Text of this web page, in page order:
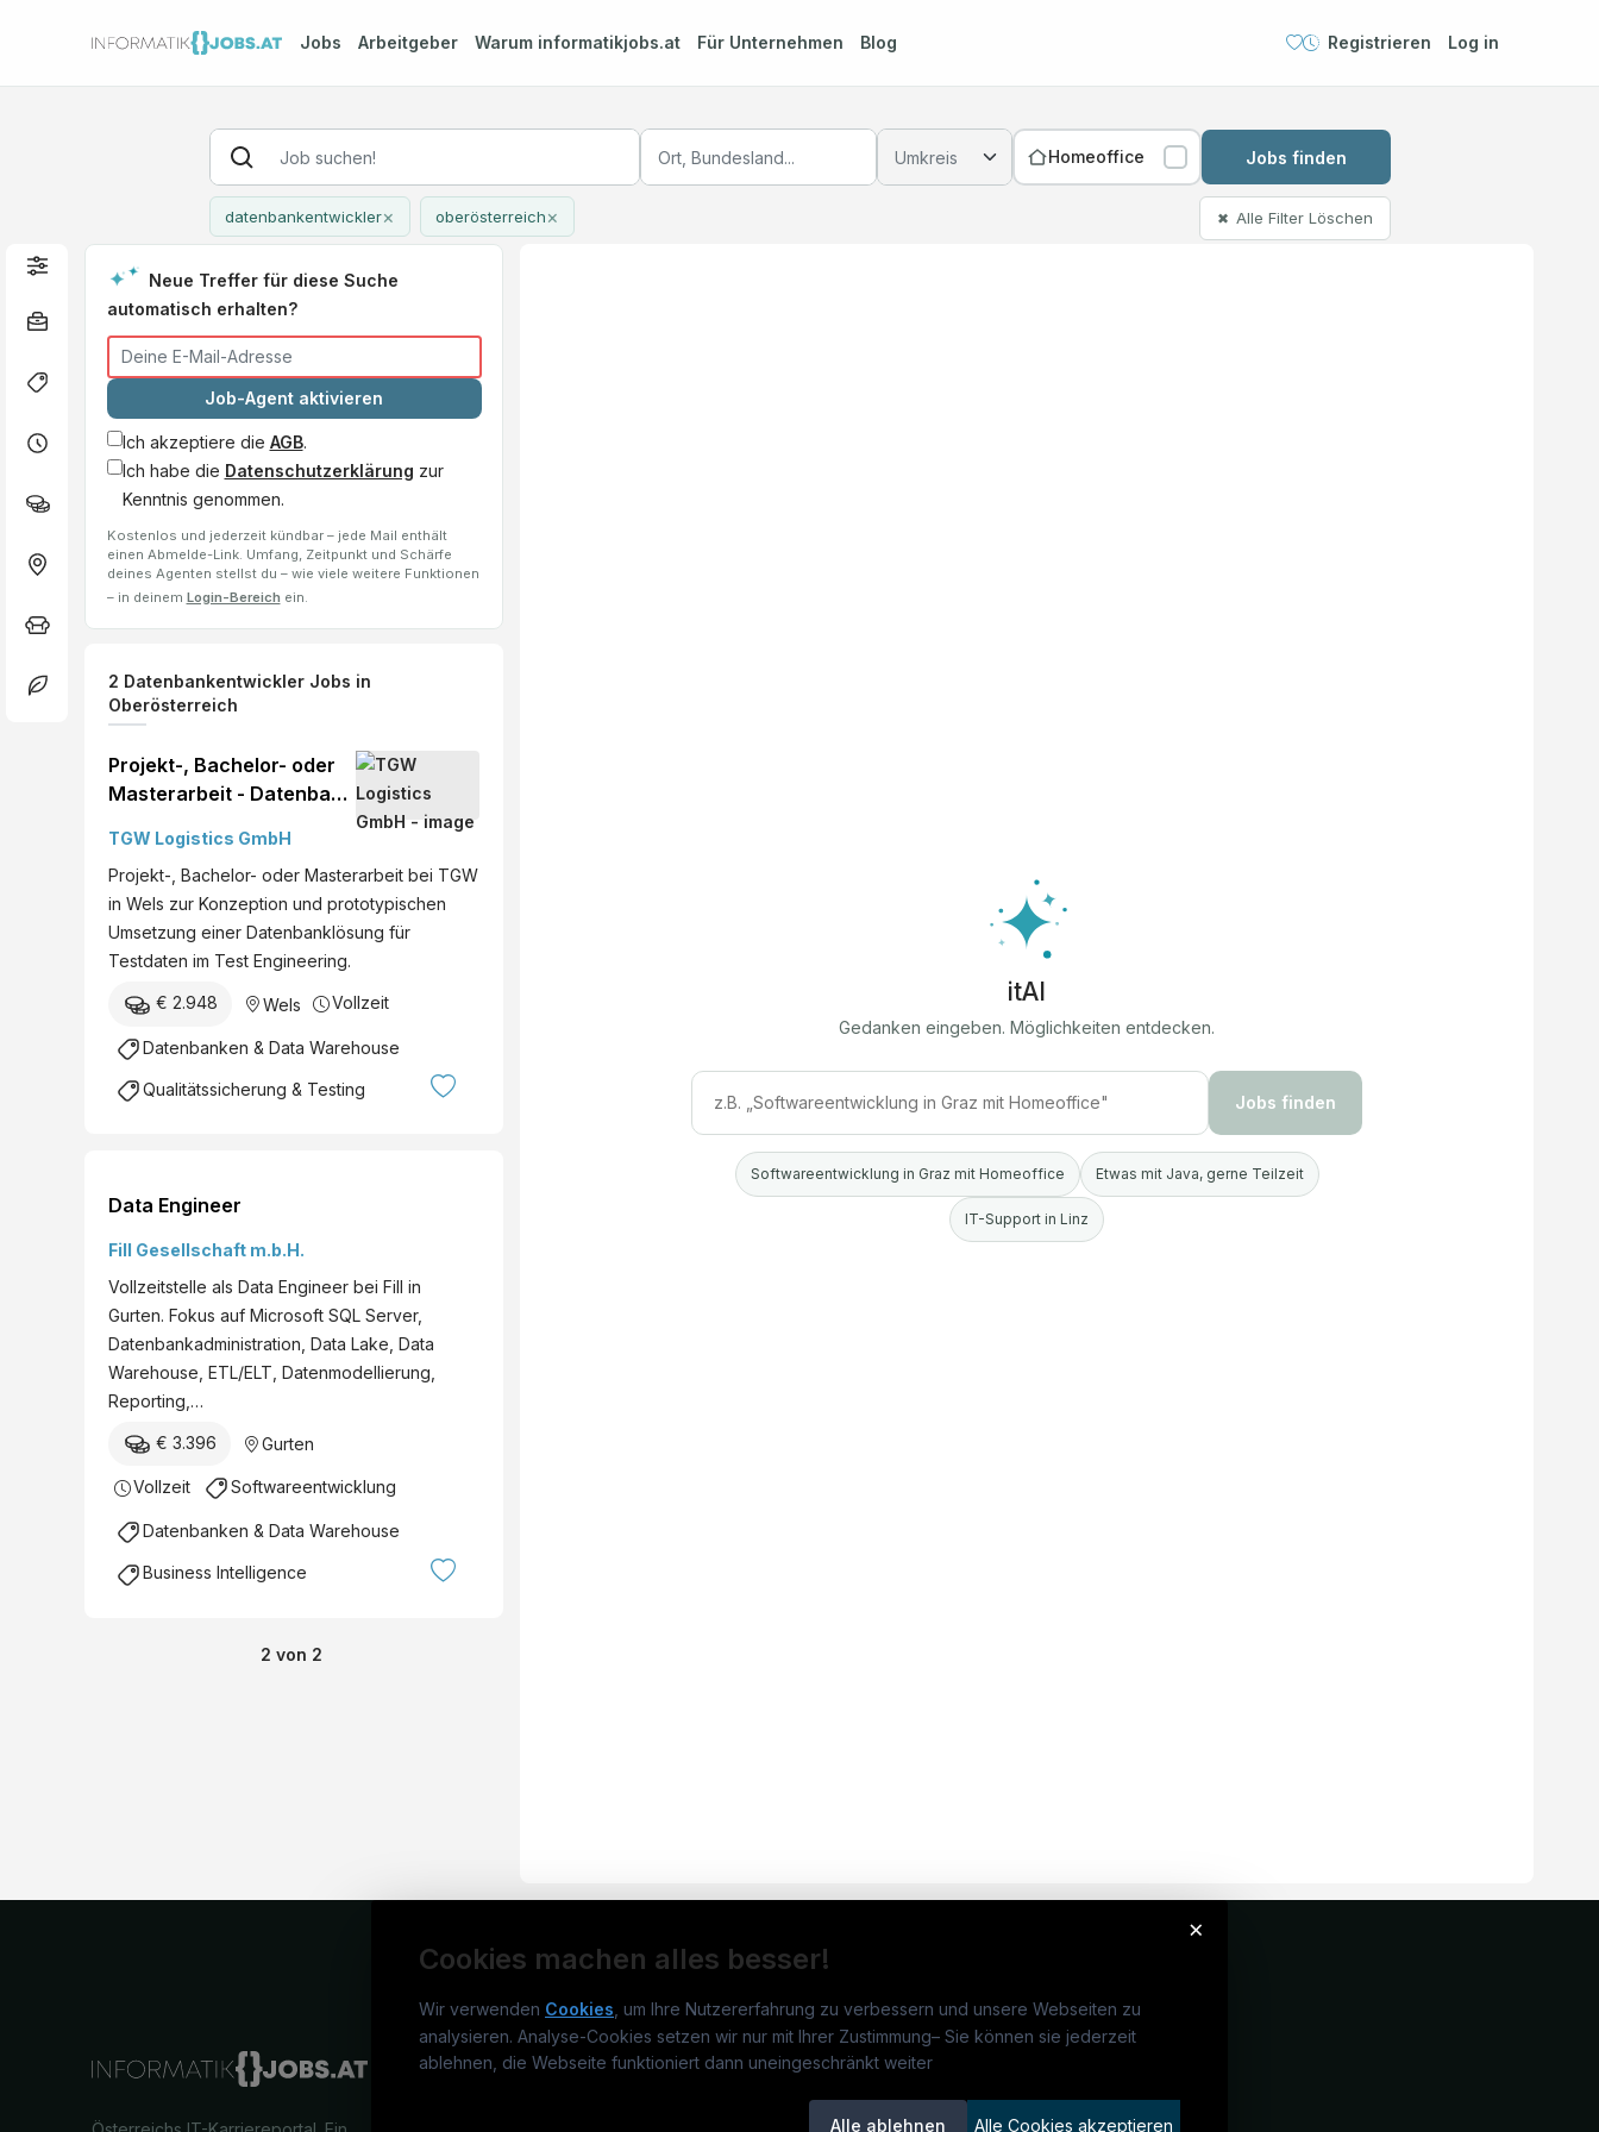
Jobs Arbeitgeber Warum informatikjobs.at Für Unternehmen Blog Registrieren Log in
Homeoffice Jobs finden
datenbankentwickler× oberösterreich× ✖ Alle Filter Löschen
Neue Treffer für diese Suche
automatisch erhalten?
Job-Agent aktivieren
Ich akzeptiere die AGB.
Ich habe die Datenschutzerklärung zur
Kenntnis genommen.
Kostenlos und jederzeit kündbar – jede Mail enthält
einen Abmelde-Link. Umfang, Zeitpunkt und Schärfe
deines Agenten stellst du – wie viele weitere Funktionen
– in deinem Login-Bereich ein.
2 Datenbankentwickler Jobs in
Oberösterreich
Projekt-, Bachelor- oder
Masterarbeit - Datenbank
TGW Logistics GmbH
Projekt-, Bachelor- oder Masterarbeit bei TGW
in Wels zur Konzeption und prototypischen
Umsetzung einer Datenbanklösung für
Testdaten im Test Engineering.
€ 2.948 Wels Vollzeit
Datenbanken & Data Warehouse
Qualitätssicherung & Testing
Data Engineer
Fill Gesellschaft m.b.H.
Vollzeitstelle als Data Engineer bei Fill in
Gurten. Fokus auf Microsoft SQL Server,
Datenbankadministration, Data Lake, Data
Warehouse, ETL/ELT, Datenmodellierung,
Reporting,…
€ 3.396 Gurten
Vollzeit Softwareentwicklung
Datenbanken & Data Warehouse
Business Intelligence
2 von 2
itAI
Gedanken eingeben. Möglichkeiten entdecken.
Jobs finden
Softwareentwicklung in Graz mit Homeoffice Etwas mit Java, gerne Teilzeit
IT-Support in Linz
×
Cookies machen alles besser!
Wir verwenden Cookies , um Ihre Nutzererfahrung zu verbessern und unsere Webseiten zu
analysieren. Analyse-Cookies setzen wir nur mit Ihrer Zustimmung– Sie können sie jederzeit
ablehnen, die Webseite funktioniert dann uneingeschränkt weiter
Alle ablehnen Alle Cookies akzeptieren
informatikjobs.at Jobs
Jobkategorien Kandidaten finden